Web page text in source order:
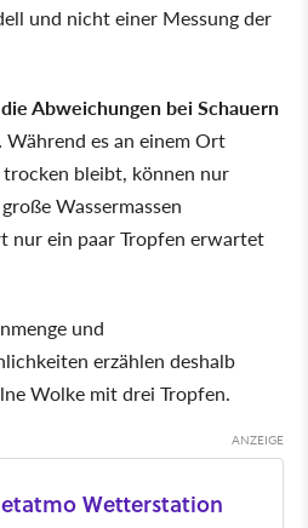
und nicht einer Messung der
Abweichungen bei Schauern
Während es an einem Ort
trocken bleibt, können nur
Wassermassen
nur ein paar Tropfen erwartet
und
erzählen deshalb
Wolke mit drei Tropfen.
Wetterstation